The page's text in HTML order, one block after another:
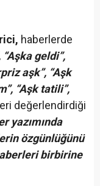
haberlerde
“Aşka geldi”,
aşk”, “Aşk
“Aşk tatili”,
değerlendirdiği
yazımında
özgünlüğünü
birbirine